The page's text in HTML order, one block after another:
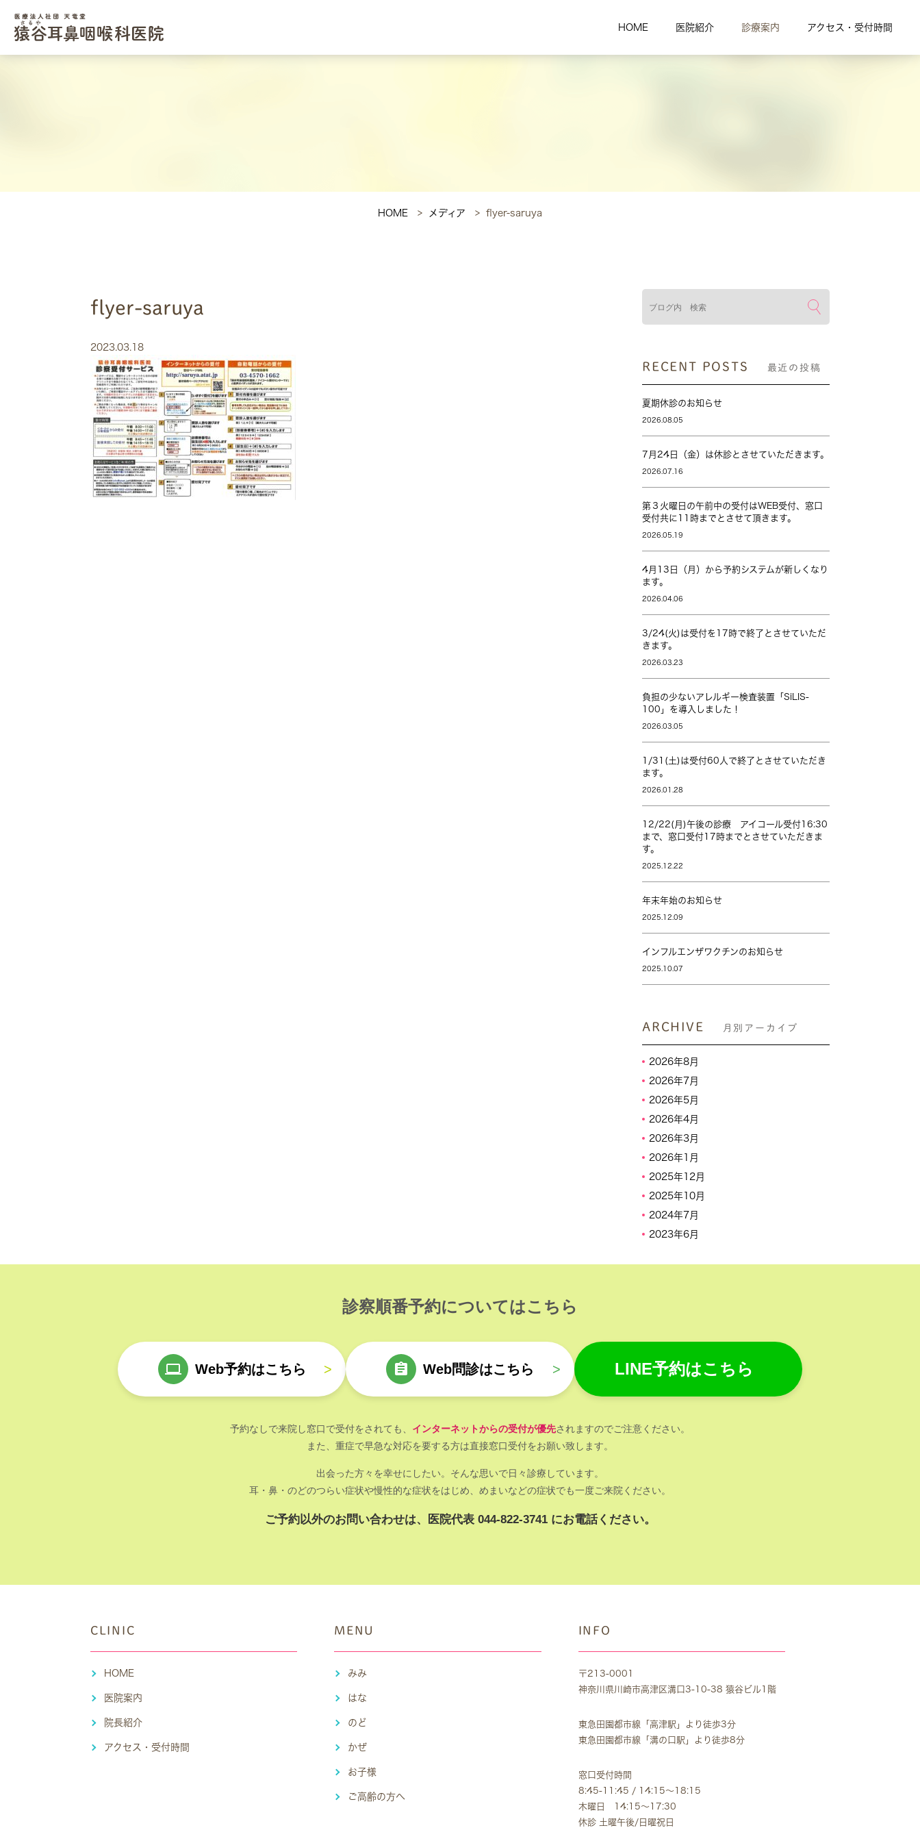
HOME 医院紹介 診療案内 アクセス・受付時間
HOME メディア flyer-saruya
flyer-saruya
2023.03.18
検索
RECENT POSTS 最近の投稿
夏期休診のお知らせ
2026.08.05
7月24日（金）は休診とさせていただきます。
2026.07.16
第３火曜日の午前中の受付はWEB受付、窓口
受付共に11時までとさせて頂きます。
2026.05.19
4月13日（月）から予約システムが新しくなり
ます。
2026.04.06
3/24(火)は受付を17時で終了とさせていただ
きます。
2026.03.23
負担の少ないアレルギー検査装置「SiLIS-
100」を導入しました！
2026.03.05
1/31(土)は受付60人で終了とさせていただき
ます。
2026.01.28
12/22(月)午後の診療 アイコール受付16:30
まで、窓口受付17時までとさせていただきま
す。
2025.12.22
年末年始のお知らせ
2025.12.09
インフルエンザワクチンのお知らせ
2025.10.07
ARCHIVE 月別アーカイブ
2026年8月
2026年7月
2026年5月
2026年4月
2026年3月
2026年1月
2025年12月
2025年10月
2024年7月
2023年6月
診察順番予約についてはこちら
Web予約はこちら > Web問診はこちら > LINE予約はこちら
予約なしで来院し窓口で受付をされても、 インターネットからの受付が優先されますのでご注意ください。
また、重症で早急な対応を要する方は直接窓口受付をお願い致します。
出会った方々を幸せにしたい。そんな思いで日々診療しています。
耳・鼻・のどのつらい症状や慢性的な症状をはじめ、めまいなどの症状でも一度ご来院ください。
ご予約以外のお問い合わせは、医院代表 044-822-3741 にお電話ください。
CLINIC
HOME
医院案内
院長紹介
アクセス・受付時間
MENU
みみ
はな
のど
かぜ
お子様
ご高齢の方へ
INFO
〒213-0001
神奈川県川崎市高津区溝口3-10-38 猿谷ビル1階
東急田園都市線「高津駅」より徒歩3分
東急田園都市線「溝の口駅」より徒歩8分
窓口受付時間
8:45-11:45 / 14:15～18:15
木曜日 14:15～17:30
休診 土曜午後/日曜祝日